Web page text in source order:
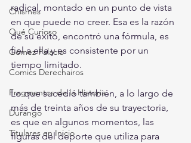
Chismes
Qué Curioso
Gómez Palacio
Comics Derechairos
Fragmentos de la Historia
Durango
Titulares en Inicio
radical, montado en un punto de vista
en que puede no creer. Esa es la razón
de su éxito, encontró una fórmula, es
fiel a ella y es consistente por un
tiempo limitado.
Lo que sucedió también, a lo largo de
más de treinta años de su trayectoria,
es que en algunos momentos, las
figuras del deporte que utiliza para